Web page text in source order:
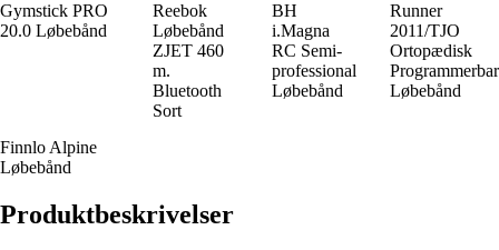
Gymstick PRO
20.0 Løbebånd
Reebok
Løbebånd
ZJET 460
m.
Bluetooth
Sort
BH
i.Magna
RC Semi-
professional
Løbebånd
Runner
2011/TJO
Ortopædisk
Programmerbar
Løbebånd
Finnlo Alpine
Løbebånd
Produktbeskrivelser